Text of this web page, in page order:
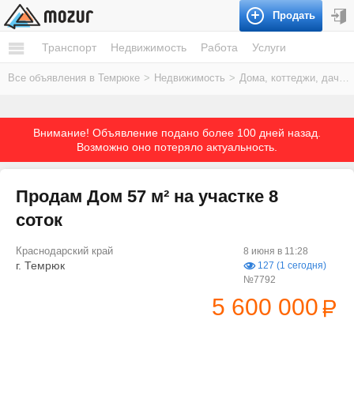
Продать
Транспорт Недвижимость Работа Услуги
Все объявления в Темрюке > Недвижимость > Дома, коттеджи, дачи
Внимание! Объявление подано более 100 дней назад.
Возможно оно потеряло актуальность.
Продам Дом 57 м² на участке 8
соток
Краснодарский край
г. Темрюк
8 июня в 11:28
127 (1 сегодня)
№7792
5 600 000